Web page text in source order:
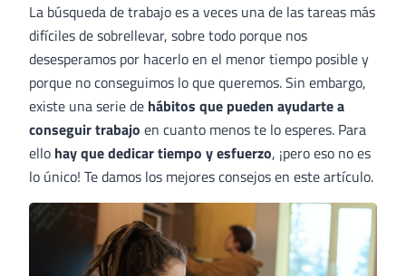
La búsqueda de trabajo es a veces una de las tareas más
difíciles de sobrellevar, sobre todo porque nos
desesperamos por hacerlo en el menor tiempo posible y
porque no conseguimos lo que queremos. Sin embargo,
existe una serie de hábitos que pueden ayudarte a
conseguir trabajo en cuanto menos te lo esperes. Para
ello hay que dedicar tiempo y esfuerzo, ¡pero eso no es
lo único! Te damos los mejores consejos en este artículo.